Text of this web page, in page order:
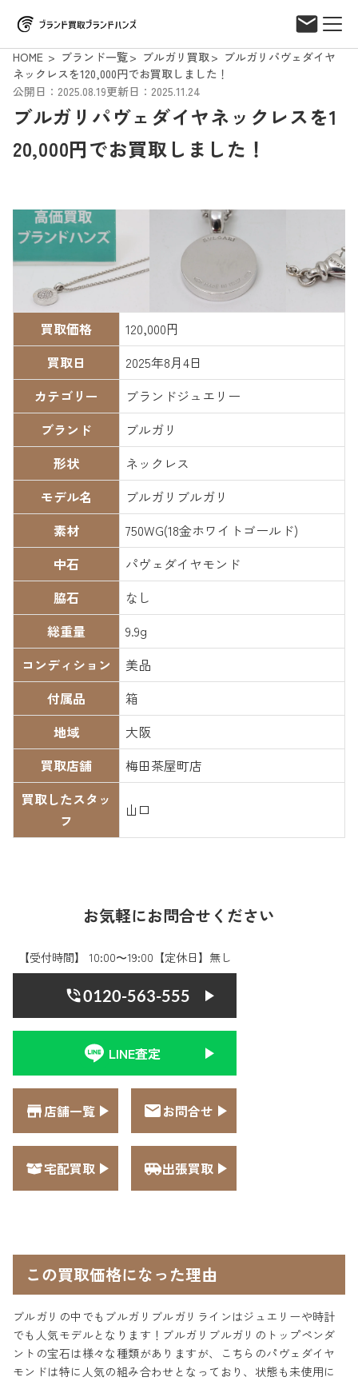
HOME ブランド一覧 ブルガリ買取
ブルガリパヴェダイヤ
ネックレスを120,000円でお買取しました！
公開日：2025.08.19更新日：2025.11.24
ブルガリパヴェダイヤネックレスを1
20,000円でお買取しました！
買取価格
120,000円
買取日
2025年8月4日
カテゴリー
ブランドジュエリー
ブランド
ブルガリ
形状
ネックレス
モデル名
ブルガリブルガリ
素材
750WG(18金ホワイトゴールド)
中石
パヴェダイヤモンド
脇石
なし
総重量
9.9g
コンディション
美品
付属品
箱
地域
大阪
買取店舗
梅田茶屋町店
買取したスタッ
フ
山口
お気軽にお問合せください
【受付時間】 10:00〜19:00【定休日】無し
0120-563-555
LINE査定
店舗一覧 お問合せ
宅配買取 出張買取
この買取価格になった理由
ブルガリの中でもブルガリブルガリラインはジュエリーや時計
でも人気モデルとなります！ブルガリブルガリのトップペンダ
ントの宝石は様々な種類がありますが、こちらのパヴェダイヤ
モンドは特に人気の組み合わせとなっており、状態も未使用に